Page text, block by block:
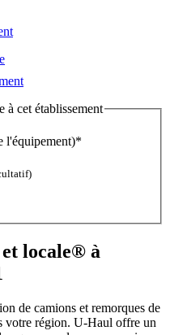
à cet établissement
l'équipement)*
locale® à
de camions et remorques de
votre région. U-Haul offre un